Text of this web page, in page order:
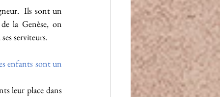
Ils sont un
la Genèse, on
serviteurs.
enfants sont un
leur place dans